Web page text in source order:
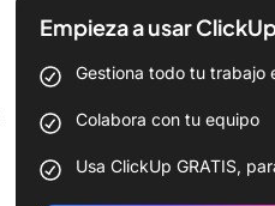
Empieza a usar
Gestiona todo tu trabajo
Colabora con tu equipo
Usa ClickUp GRATIS,